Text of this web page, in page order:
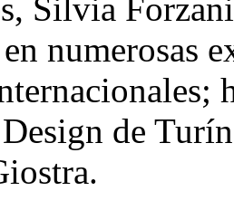
Silvia
numerosas
de